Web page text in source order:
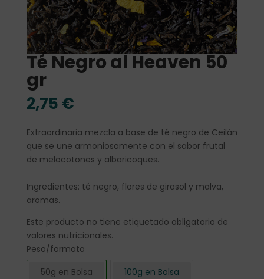
Té Negro al Heaven 50
gr
2,75 €
Extraordinaria mezcla a base de té negro de Ceilán
que se une armoniosamente con el sabor frutal
de melocotones y albaricoques.
Ingredientes: té negro, flores de girasol y malva,
aromas.
Este producto no tiene etiquetado obligatorio de
valores nutricionales.
Peso/formato
50g en Bolsa
100g en Bolsa